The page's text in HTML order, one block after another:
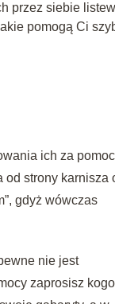
przez siebie
pomogą Ci
ich za
od strony karnisza
gdyż wówczas
nie jest
zaprosisz